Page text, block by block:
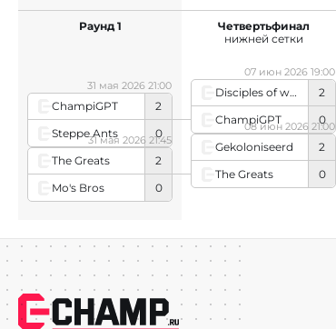
ChampiGPT
2
Steppe Ants
0
31 мая 2026 21:00
The Greats
2
Mo's Bros
0
31 мая 2026 21:45
Раунд 1
Disciples of wosmphocles
2
ChampiGPT
0
07 июн 2026 19:00
Gekoloniseerd
2
The Greats
0
08 июн 2026 21:00
Четвертьфинал
нижней сетки